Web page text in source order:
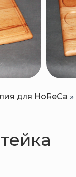
для HoReCa »